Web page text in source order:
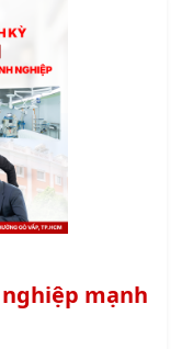
mạnh